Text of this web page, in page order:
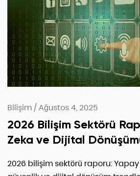
Bilişim/Ağustos 4, 2025
2026 Bilişim Sektörü
Zeka ve Dijital
2026 bilişim sektörü raporu: Yapay